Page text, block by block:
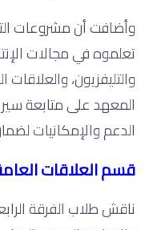
وأضافت أن مشروعات
تعلموه في مجالات
والتليفزيون،
المعهد على متابعة
الدعم والإمكانيات
قسم العلاقات
ناقش طلاب الفرقة